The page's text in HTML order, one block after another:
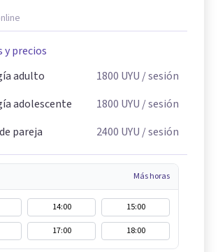
y precios
adulto
1800 UYU / sesión
adolescente
1800 UYU / sesión
pareja
2400 UYU / sesión
Más horas
14:00
15:00
17:00 18:00